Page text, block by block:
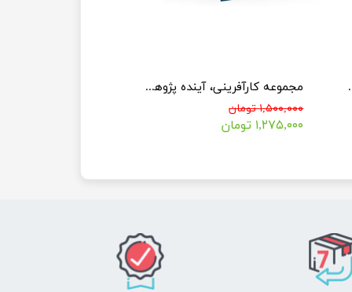
مجموعه کارآفرینی، آینده پژوهی و مدیریت تکنولوژی (کتاب جامع دکتری)
۱,۵۰۰,۰۰۰ تومان
۱,۲۷۵,۰۰۰ تومان
دکتری)